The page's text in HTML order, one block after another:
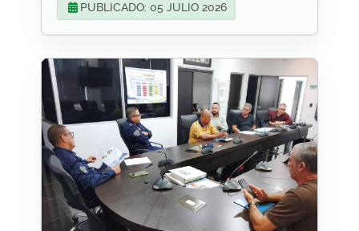
PUBLICADO: 05 JULIO 2026